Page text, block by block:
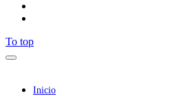
To top
Inicio